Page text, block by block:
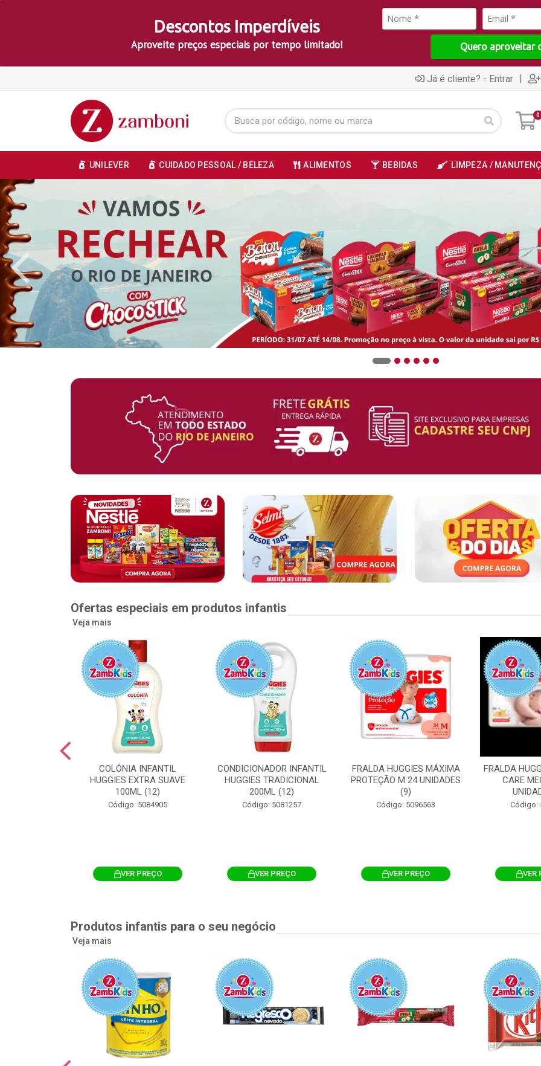
Descontos Imperdíveis
Aproveite preços especiais por tempo limitado! Quero aproveitar
Já é cliente? - Entrar |
0
UNILEVER CUIDADO PESSOAL / BELEZA ALIMENTOS BEBIDAS LIMPEZA /
Ofertas especiais em produtos infantis
Veja mais
COLÔNIA INFANTIL
HUGGIES EXTRA SUAVE
100ML (12)
Código: 5084905
VER PREÇO
CONDICIONADOR INFANTIL
HUGGIES TRADICIONAL
200ML (12)
Código: 5081257
VER PREÇO
FRALDA HUGGIES MÁXIMA
PROTEÇÃO M 24 UNIDADES
(9)
Código: 5096563
VER PREÇO
FRALDA
CARE
Código:
VER
Produtos infantis para o seu negócio
Veja mais